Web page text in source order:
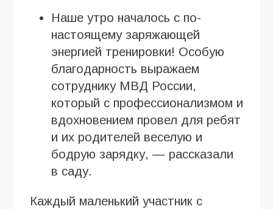
Наше утро началось с по-
настоящему заряжающей
энергией тренировки! Особую
благодарность выражаем
сотруднику МВД России,
который с профессионализмом и
вдохновением провел для ребят
и их родителей веселую и
бодрую зарядку, — рассказали
в саду.
Каждый маленький участник с